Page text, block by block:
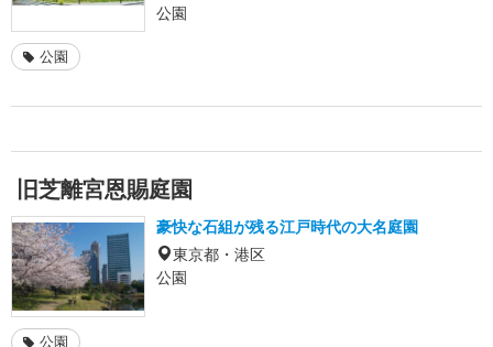
公園
公園
旧芝離宮恩賜庭園
豪快な石組が残る江戸時代の大名庭園
東京都・港区
公園
公園